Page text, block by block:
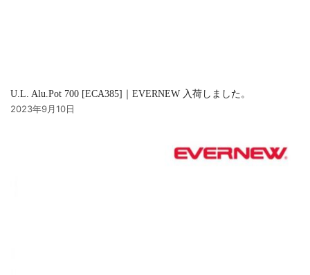
U.L. Alu.Pot 700 [ECA385]｜EVERNEW 入荷しました。
2023年9月10日